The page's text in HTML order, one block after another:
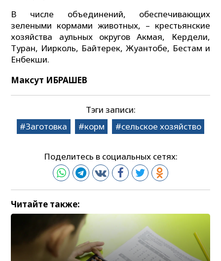
В числе объединений, обеспечивающих
зелеными кормами животных, – крестьянские
хозяйства аульных округов Акмая, Кердели,
Туран, Иирколь, Байтерек, Жуантобе, Бестам и
Енбекши.
Максут ИБРАШЕВ
Тэги записи:
Заготовка
корм сельское хозяйство
Поделитесь в социальных сетях:
Читайте также: